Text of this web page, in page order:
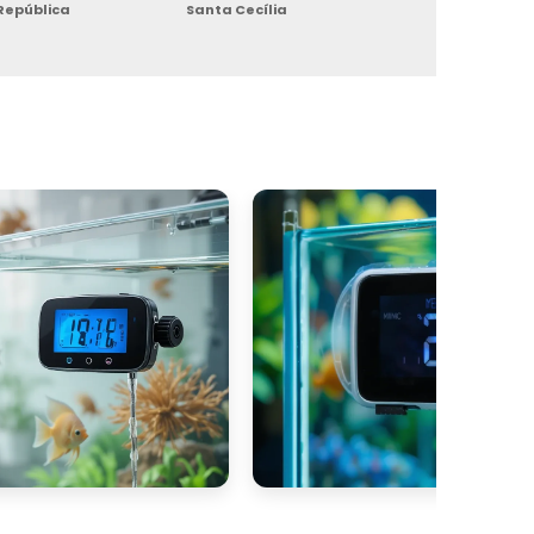
Santa Cecília